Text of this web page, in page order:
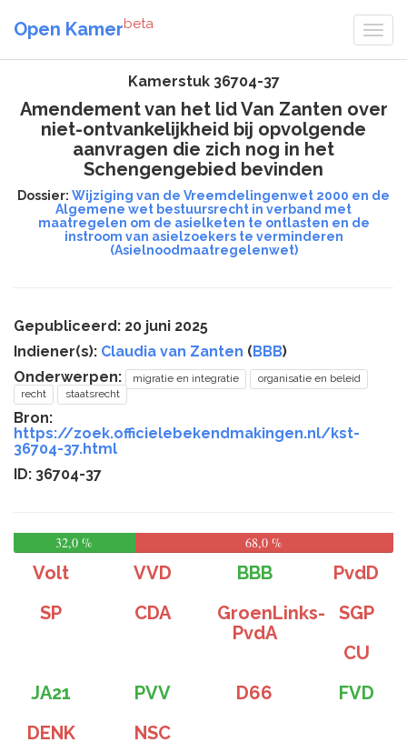
Open Kamerbeta
Kamerstuk 36704-37
Amendement van het lid Van Zanten over
niet-ontvankelijkheid bij opvolgende
aanvragen die zich nog in het
Schengengebied bevinden
Dossier: Wijziging van de Vreemdelingenwet 2000 en de
Algemene wet bestuursrecht in verband met
maatregelen om de asielketen te ontlasten en de
instroom van asielzoekers te verminderen
(Asielnoodmaatregelenwet)
Gepubliceerd: 20 juni 2025
Indiener(s): Claudia van Zanten (BBB)
Onderwerpen:
migratie en integratie
organisatie en beleid
recht
staatsrecht
Bron:
https://zoek.officielebekendmakingen.nl/kst-
36704-37.html
ID: 36704-37
32,0 % 68,0 %
Volt VVD BBB
PvdD
SP
CDA
GroenLinks-
PvdA
SGP
CU
JA21
PVV D66
FVD
DENK
NSC